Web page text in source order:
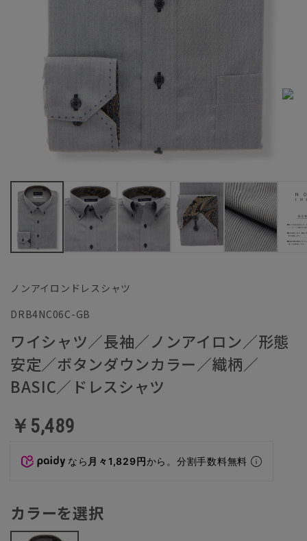
ノンアイロンドレスシャツ
DRB4NC06C-GB
ワイシャツ／長袖／ノンアイロン／形態
安定／ボタンダウンカラー／織柄／
BASIC／ドレスシャツ
￥5,489
なら 月々1,829円から。分割手数料無料
カラーを選択